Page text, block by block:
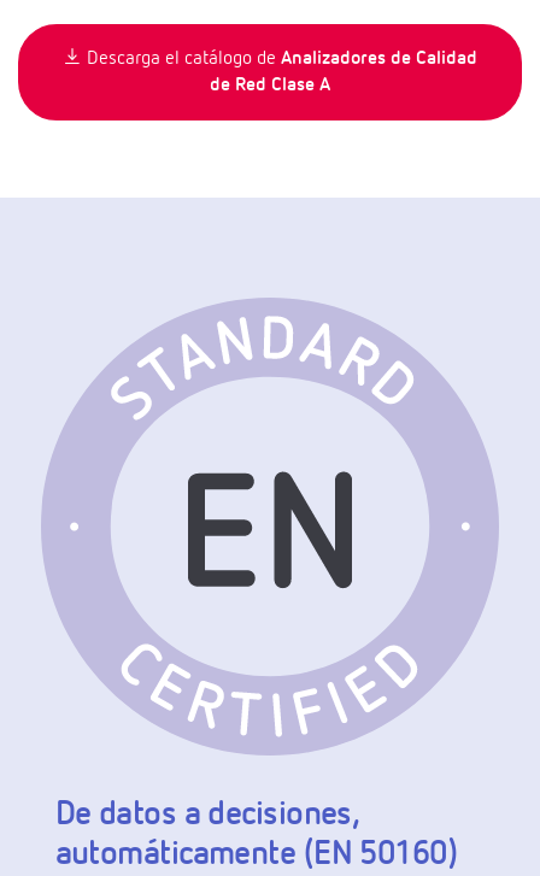
Descarga el catálogo de Analizadores de Calidad
de Red Clase A
De datos a decisiones,
automáticamente (EN 50160)